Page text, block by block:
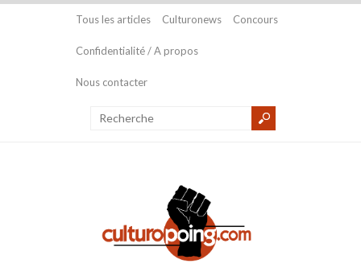
Tous les articles Culturonews Concours
Confidentialité / A propos
Nous contacter